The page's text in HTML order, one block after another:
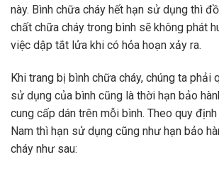
này. Bình chữa cháy hết hạn sử dụng thì
chất chữa cháy trong bình sẽ không phát
việc dập tắt lửa khi có hỏa hoạn xảy ra.
Khi trang bị bình chữa cháy, chúng ta phải
sử dụng của bình cũng là thời hạn bảo
cung cấp dán trên mỗi bình. Theo quy
Nam thì hạn sử dụng cũng như hạn bảo
cháy như sau: